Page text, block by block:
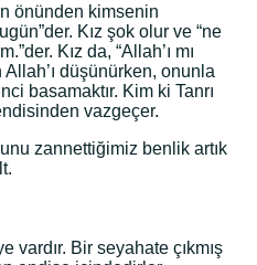
önünden kimsenin
Kız şok olur ve “ne
Kız da, “Allah’ı mı
düşünürken, onunla
basamaktır. Kim ki Tanrı
vazgeçer.
zannettiğimiz benlik artık
Bir seyahate çıkmış